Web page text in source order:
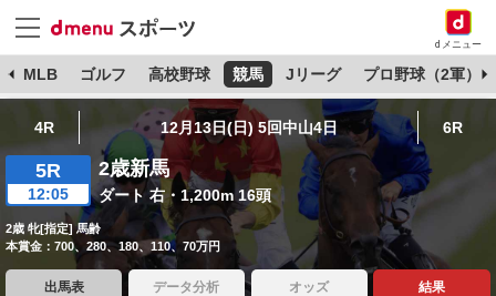
dメニュー
MLB ゴルフ 高校野球 競馬 Jリーグ プロ野球（2軍）
4R 12月13日(日) 5回中山4日 6R
5R
12:05
2歳新馬
ダート 右・1,200m 16頭
2歳 牝[指定] 馬齢
本賞金：700、280、180、110、70万円
出馬表 データ分析 オッズ 結果